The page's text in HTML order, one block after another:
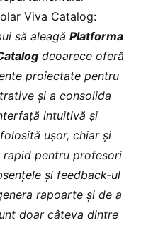
Viva Catalog:
să aleagă Platforma
deoarece oferă
proiectate pentru
și a consolida
intuitivă și
ușor, chiar și
rapid pentru profesori
și feedback-ul
rapoarte și de a
doar câteva dintre